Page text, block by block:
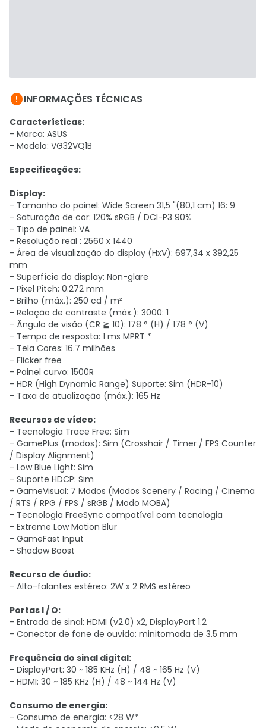
INFORMAÇÕES TÉCNICAS
Características:
- Marca: ASUS
- Modelo: VG32VQ1B
Especificações:
Display:
- Tamanho do painel: Wide Screen 31,5 "(80,1 cm) 16: 9
- Saturação de cor: 120% sRGB / DCI-P3 90%
- Tipo de painel: VA
- Resolução real : 2560 x 1440
- Área de visualização do display (HxV): 697,34 x 392,25
mm
- Superfície do display: Non-glare
- Pixel Pitch: 0.272 mm
- Brilho (máx.): 250 cd / m²
- Relação de contraste (máx.): 3000: 1
- Ângulo de visão (CR ≧ 10): 178 ° (H) / 178 ° (V)
- Tempo de resposta: 1 ms MPRT *
- Tela Cores: 16.7 milhões
- Flicker free
- Painel curvo: 1500R
- HDR (High Dynamic Range) Suporte: Sim (HDR-10)
- Taxa de atualização (máx.): 165 Hz
Recursos de vídeo:
- Tecnologia Trace Free: Sim
- GamePlus (modos): Sim (Crosshair / Timer / FPS Counter
/ Display Alignment)
- Low Blue Light: Sim
- Suporte HDCP: Sim
- GameVisual: 7 Modos (Modos Scenery / Racing / Cinema
/ RTS / RPG / FPS / sRGB / Modo MOBA)
- Tecnologia FreeSync compatível com tecnologia
- Extreme Low Motion Blur
- GameFast Input
- Shadow Boost
Recurso de áudio:
- Alto-falantes estéreo: 2W x 2 RMS estéreo
Portas I / O:
- Entrada de sinal: HDMI (v2.0) x2, DisplayPort 1.2
- Conector de fone de ouvido: minitomada de 3.5 mm
Frequência do sinal digital:
- DisplayPort: 30 ~ 185 KHz (H) / 48 ~ 165 Hz (V)
- HDMI: 30 ~ 185 KHz (H) / 48 ~ 144 Hz (V)
Consumo de energia:
- Consumo de energia: <28 W*